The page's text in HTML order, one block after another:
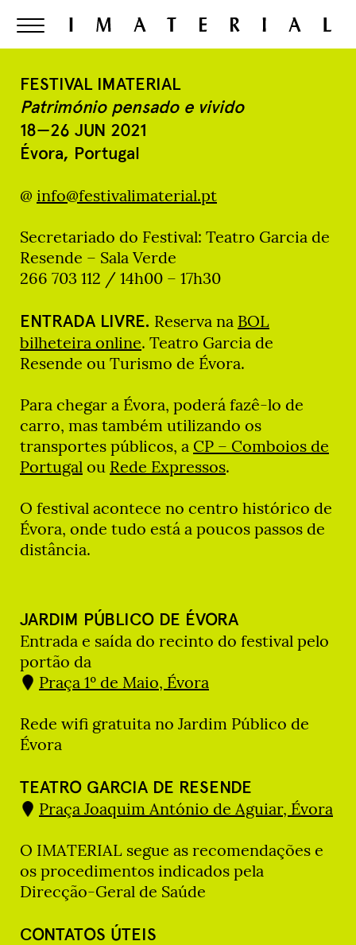
FESTIVAL IMATERIAL
Património pensado e vivido
18—26 JUN 2021
Évora, Portugal
@ info@festivalimaterial.pt
Secretariado do Festival: Teatro Garcia de
Resende – Sala Verde
266 703 112 / 14h00 – 17h30
ENTRADA LIVRE. Reserva na BOL
bilheteira online. Teatro Garcia de
Resende ou Turismo de Évora.
Para chegar a Évora, poderá fazê-lo de
carro, mas também utilizando os
transportes públicos, a CP – Comboios de
Portugal ou Rede Expressos.
O festival acontece no centro histórico de
Évora, onde tudo está a poucos passos de
distância.
JARDIM PÚBLICO DE ÉVORA
Entrada e saída do recinto do festival pelo
portão da
Praça 1º de Maio, Évora
Rede wifi gratuita no Jardim Público de
Évora
TEATRO GARCIA DE RESENDE
Praça Joaquim António de Aguiar, Évora
O IMATERIAL segue as recomendações e
os procedimentos indicados pela
Direcção-Geral de Saúde
CONTATOS ÚTEIS